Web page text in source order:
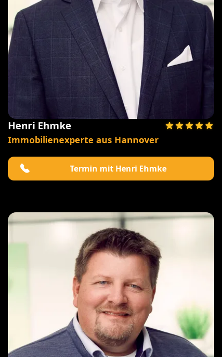
Henri Ehmke
Immobilienexperte aus Hannover
Termin mit Henri Ehmke